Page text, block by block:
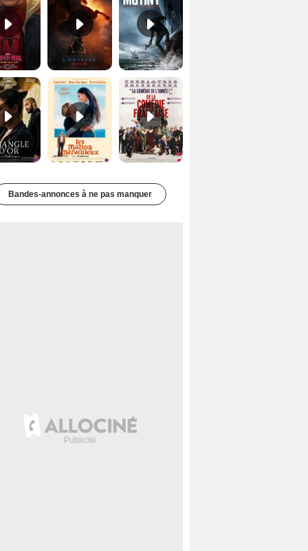
Les Matins merveilleux Bande-annonce VF De la Comédie-Française Teaser VF
Bandes-annonces à ne pas manquer